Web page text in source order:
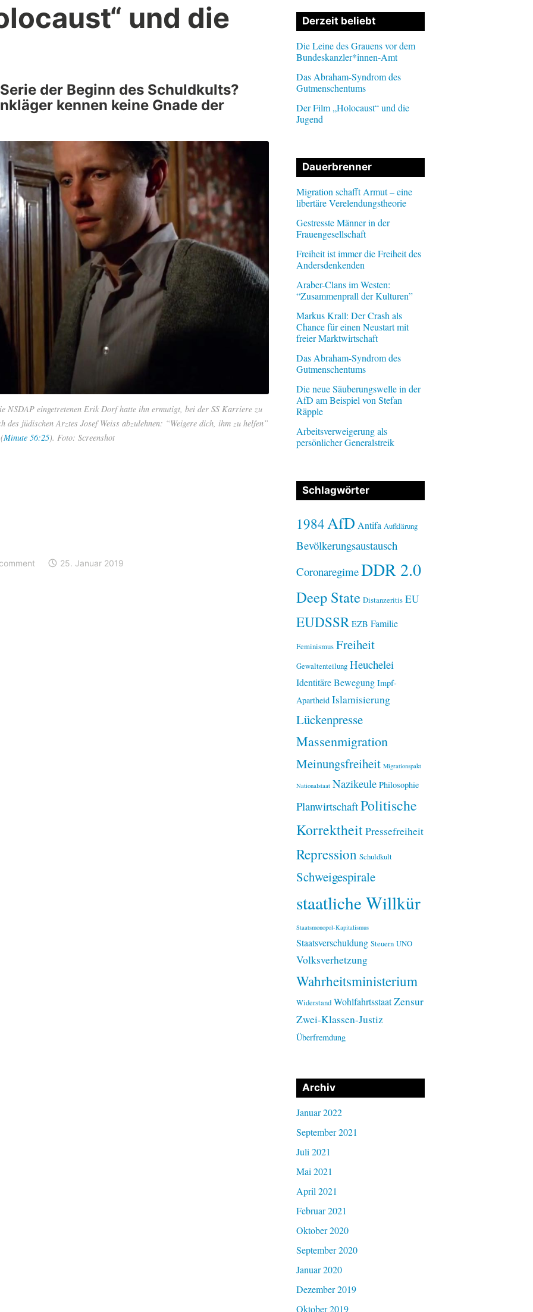
und die
der Beginn des Schuldkults?
kennen keine Gnade der
NSDAP eingetretenen Erik Dorf hatte ihn ermutigt, bei der SS Karriere zu
jüdischen Arztes Josef Weiss abzulehnen: “Weigere dich, ihm zu helfen”
(Minute 56:25). Foto: Screenshot
25. Januar 2019
Derzeit beliebt
Die Leine des Grauens vor dem
Bundeskanzler*innen-Amt
Das Abraham-Syndrom des
Gutmenschentums
Der Film „Holocaust“ und die
Jugend
Dauerbrenner
Migration schafft Armut – eine
libertäre Verelendungstheorie
Gestresste Männer in der
Frauengesellschaft
Freiheit ist immer die Freiheit des
Andersdenkenden
Araber-Clans im Westen:
“Zusammenprall der Kulturen”
Markus Krall: Der Crash als
Chance für einen Neustart mit
freier Marktwirtschaft
Das Abraham-Syndrom des
Gutmenschentums
Die neue Säuberungswelle in der
AfD am Beispiel von Stefan
Räpple
Arbeitsverweigerung als
persönlicher Generalstreik
Schlagwörter
1984AfD Antifa Aufklärung
Bevölkerungsaustausch
CoronaregimeDDR 2.0
Deep State Distanzeritis EU
EUDSSR EZB Familie
Feminismus Freiheit
Gewaltenteilung Heuchelei
Identitäre Bewegung Impf-
Apartheid Islamisierung
Lückenpresse
Massenmigration
Meinungsfreiheit Migrationspakt
Nationalstaat Nazikeule Philosophie
PlanwirtschaftPolitische
KorrektheitPressefreiheit
Repression Schuldkult
Schweigespirale
staatliche Willkür
Staatsmonopol-Kapitalismus
Staatsverschuldung Steuern UNO
Volksverhetzung
Wahrheitsministerium
Widerstand WohlfahrtsstaatZensur
Zwei-Klassen-Justiz
Überfremdung
Archiv
Januar 2022
September 2021
Juli 2021
Mai 2021
April 2021
Februar 2021
Oktober 2020
September 2020
Januar 2020
Dezember 2019
Oktober 2019